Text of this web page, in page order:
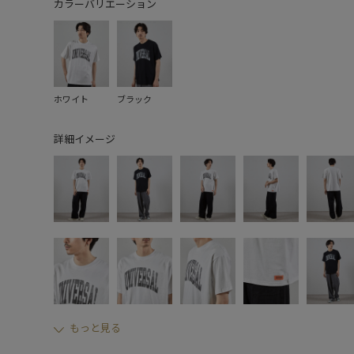
カラーバリエーション
ホワイト ブラック
詳細イメージ
もっと見る